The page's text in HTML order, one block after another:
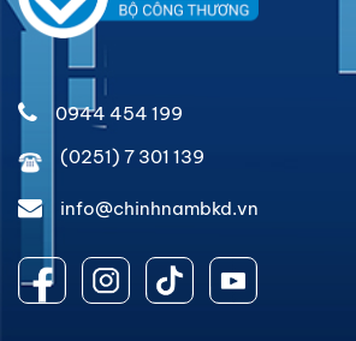
0944 454 199
(0251) 7 301 139
info@chinhnambkd.vn